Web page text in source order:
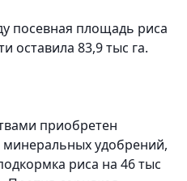
посевная площадь риса
оставила 83,9 тыс га.
приобретен
удобрений,
риса на 46 тыс